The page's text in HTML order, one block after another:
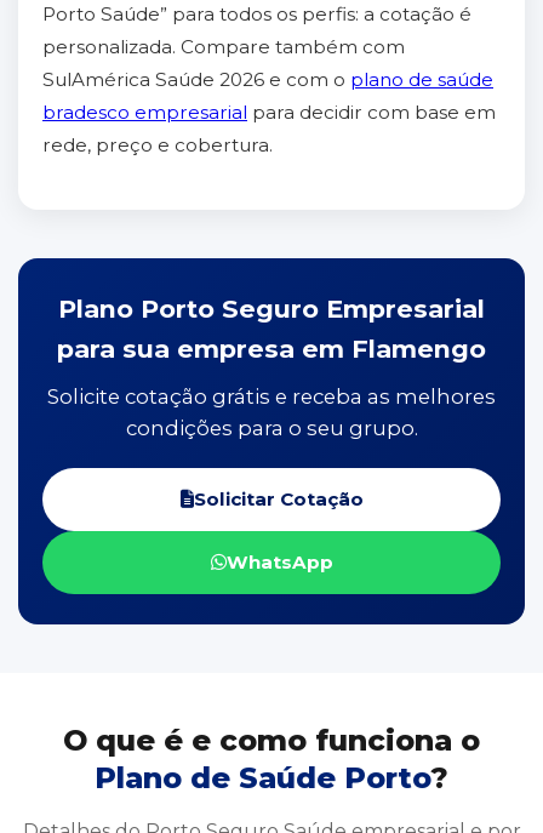
Porto Saúde” para todos os perfis: a cotação é
personalizada. Compare também com
SulAmérica Saúde 2026 e com o plano de saúde
bradesco empresarial para decidir com base em
rede, preço e cobertura.
Plano Porto Seguro Empresarial
para sua empresa em Flamengo
Solicite cotação grátis e receba as melhores
condições para o seu grupo.
Solicitar Cotação
WhatsApp
O que é e como funciona o
Plano de Saúde Porto?